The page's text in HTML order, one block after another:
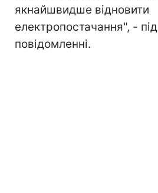
якнайшвидше відновити
електропостачання", -
повідомленні.